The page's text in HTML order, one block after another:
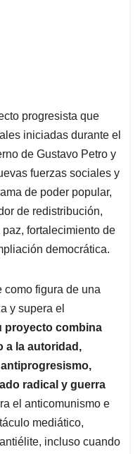
progresista que
iniciadas durante el
de Gustavo Petro y
fuerzas sociales y
de poder popular,
de redistribución,
fortalecimiento de
democrática.
figura de una
y supera el
proyecto combina
a la autoridad,
radical y guerra
el anticomunismo e
mediático,
incluso cuando